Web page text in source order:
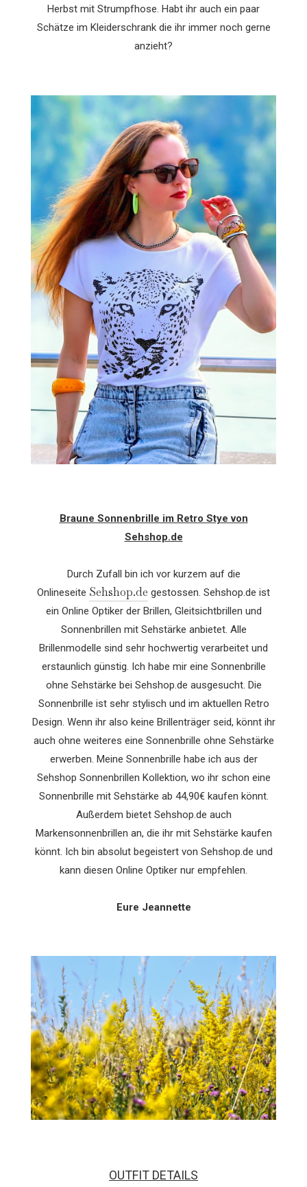
Herbst mit Strumpfhose. Habt ihr auch ein paar
Schätze im Kleiderschrank die ihr immer noch gerne
anzieht?
Braune Sonnenbrille im Retro Stye von
Sehshop.de
Durch Zufall bin ich vor kurzem auf die
Onlineseite Sehshop.de gestossen. Sehshop.de ist
ein Online Optiker der Brillen, Gleitsichtbrillen und
Sonnenbrillen mit Sehstärke anbietet. Alle
Brillenmodelle sind sehr hochwertig verarbeitet und
erstaunlich günstig. Ich habe mir eine Sonnenbrille
ohne Sehstärke bei Sehshop.de ausgesucht. Die
Sonnenbrille ist sehr stylisch und im aktuellen Retro
Design. Wenn ihr also keine Brillenträger seid, könnt ihr
auch ohne weiteres eine Sonnenbrille ohne Sehstärke
erwerben. Meine Sonnenbrille habe ich aus der
Sehshop Sonnenbrillen Kollektion, wo ihr schon eine
Sonnenbrille mit Sehstärke ab 44,90€ kaufen könnt.
Außerdem bietet Sehshop.de auch
Markensonnenbrillen an, die ihr mit Sehstärke kaufen
könnt. Ich bin absolut begeistert von Sehshop.de und
kann diesen Online Optiker nur empfehlen.
Eure Jeannette
OUTFIT DETAILS